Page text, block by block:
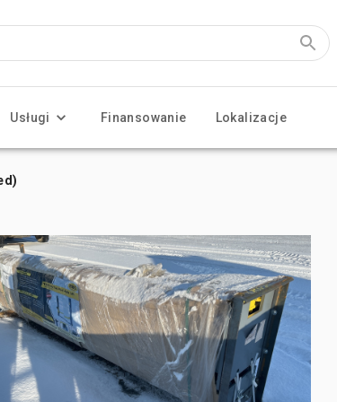
Usługi Finansowanie Lokalizacje